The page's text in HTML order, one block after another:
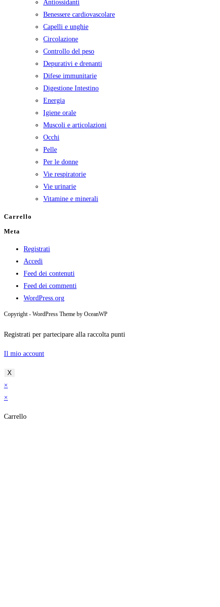
Antiossidanti
Benessere cardiovascolare
Capelli e unghie
Circolazione
Controllo del peso
Depurativi e drenanti
Difese immunitarie
Digestione Intestino
Energia
Igiene orale
Muscoli e articolazioni
Occhi
Pelle
Per le donne
Vie respiratorie
Vie urinarie
Vitamine e minerali
Carrello
Meta
Registrati
Accedi
Feed dei contenuti
Feed dei commenti
WordPress.org
Copyright - WordPress Theme by OceanWP
Registrati per partecipare alla raccolta punti
Il mio account
X
×
×
Carrello